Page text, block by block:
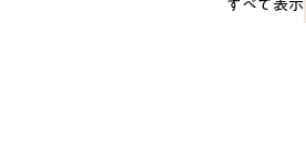
すべて表示